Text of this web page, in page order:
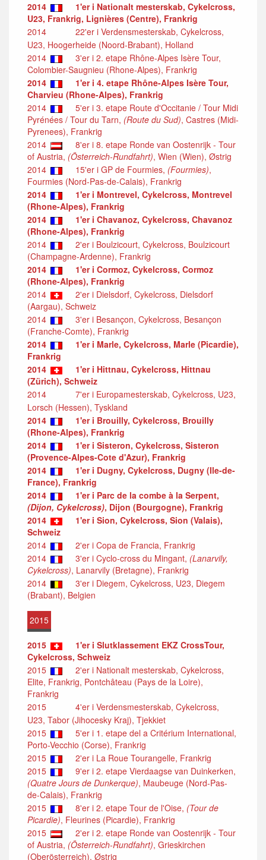
2014
1'er i Nationalt mesterskab, Cykelcross,
U23, Frankrig, Lignières (Centre), Frankrig
2014
22'er i Verdensmesterskab, Cykelcross,
U23, Hoogerheide (Noord-Brabant), Holland
2014
3'er i 2. etape Rhône-Alpes Isère Tour,
Colombier-Saugnieu (Rhone-Alpes), Frankrig
2014
1'er i 4. etape Rhône-Alpes Isère Tour,
Charvieu (Rhone-Alpes), Frankrig
2014
5'er i 3. etape Route d'Occitanie / Tour Midi
Pyrénées / Tour du Tarn, (Route du Sud), Castres (Midi-
Pyrenees), Frankrig
2014
8'er i 8. etape Ronde van Oostenrijk - Tour
of Austria, (Österreich-Rundfahrt), Wien (Wien), Østrig
2014
15'er i GP de Fourmies, (Fourmies),
Fourmies (Nord-Pas-de-Calais), Frankrig
2014
1'er i Montrevel, Cykelcross, Montrevel
(Rhone-Alpes), Frankrig
2014
1'er i Chavanoz, Cykelcross, Chavanoz
(Rhone-Alpes), Frankrig
2014
2'er i Boulzicourt, Cykelcross, Boulzicourt
(Champagne-Ardenne), Frankrig
2014
1'er i Cormoz, Cykelcross, Cormoz
(Rhone-Alpes), Frankrig
2014
2'er i Dielsdorf, Cykelcross, Dielsdorf
(Aargau), Schweiz
2014
3'er i Besançon, Cykelcross, Besançon
(Franche-Comte), Frankrig
2014
1'er i Marle, Cykelcross, Marle (Picardie),
Frankrig
2014
1'er i Hittnau, Cykelcross, Hittnau
(Zürich), Schweiz
2014
7'er i Europamesterskab, Cykelcross, U23,
Lorsch (Hessen), Tyskland
2014
1'er i Brouilly, Cykelcross, Brouilly
(Rhone-Alpes), Frankrig
2014
1'er i Sisteron, Cykelcross, Sisteron
(Provence-Alpes-Cote d'Azur), Frankrig
2014
1'er i Dugny, Cykelcross, Dugny (Ile-de-
France), Frankrig
2014
1'er i Parc de la combe à la Serpent,
(Dijon, Cykelcross), Dijon (Bourgogne), Frankrig
2014
1'er i Sion, Cykelcross, Sion (Valais),
Schweiz
2014
2'er i Copa de Francia, Frankrig
2014
3'er i Cyclo-cross du Mingant, (Lanarvily,
Cykelcross), Lanarvily (Bretagne), Frankrig
2014
3'er i Diegem, Cykelcross, U23, Diegem
(Brabant), Belgien
2015
2015
1'er i Slutklassement EKZ CrossTour,
Cykelcross, Schweiz
2015
2'er i Nationalt mesterskab, Cykelcross,
Elite, Frankrig, Pontchâteau (Pays de la Loire),
Frankrig
2015
4'er i Verdensmesterskab, Cykelcross,
U23, Tabor (Jihocesky Kraj), Tjekkiet
2015
5'er i 1. etape del a Critérium International,
Porto-Vecchio (Corse), Frankrig
2015
2'er i La Roue Tourangelle, Frankrig
2015
9'er i 2. etape Vierdaagse van Duinkerken,
(Quatre Jours de Dunkerque), Maubeuge (Nord-Pas-
de-Calais), Frankrig
2015
8'er i 2. etape Tour de l'Oise, (Tour de
Picardie), Fleurines (Picardie), Frankrig
2015
2'er i 2. etape Ronde van Oostenrijk - Tour
of Austria, (Österreich-Rundfahrt), Grieskirchen
(Oberösterreich), Østrig